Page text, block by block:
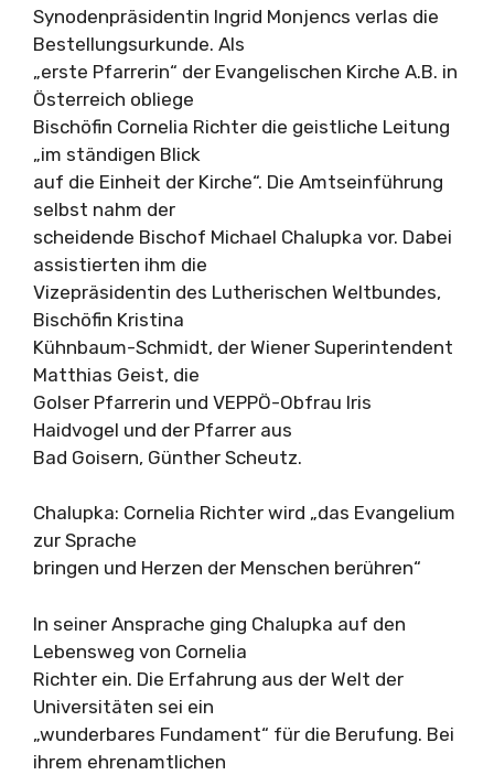
Synodenpräsidentin Ingrid Monjencs verlas die
Bestellungsurkunde. Als
„erste Pfarrerin“ der Evangelischen Kirche A.B. in
Österreich obliege
Bischöfin Cornelia Richter die geistliche Leitung
„im ständigen Blick
auf die Einheit der Kirche“. Die Amtseinführung
selbst nahm der
scheidende Bischof Michael Chalupka vor. Dabei
assistierten ihm die
Vizepräsidentin des Lutherischen Weltbundes,
Bischöfin Kristina
Kühnbaum-Schmidt, der Wiener Superintendent
Matthias Geist, die
Golser Pfarrerin und VEPPÖ-Obfrau Iris
Haidvogel und der Pfarrer aus
Bad Goisern, Günther Scheutz.
Chalupka: Cornelia Richter wird „das Evangelium
zur Sprache
bringen und Herzen der Menschen berühren“
In seiner Ansprache ging Chalupka auf den
Lebensweg von Cornelia
Richter ein. Die Erfahrung aus der Welt der
Universitäten sei ein
„wunderbares Fundament“ für die Berufung. Bei
ihrem ehrenamtlichen